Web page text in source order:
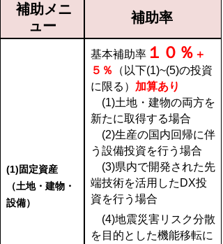
補助メニ
ュー
補助率
(1)固定資産
（土地・建物・
設備）
基本補助率１０％ ＋
５％
（以下(1)~(5)の投資
に限る） 加算あり
(1)土地・建物の両方を
新たに取得する場合
(2)生産の国内回帰に伴
う設備投資を行う場合
(3)県内で開発された先
端技術を活用したDX投
資を行う場合
(4)地震災害リスク分散
を目的とした機能移転に